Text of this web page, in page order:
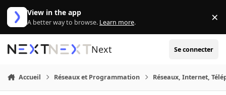
Aller au contenu
View in the app
A better way to browse. Learn more. ×
Next Se connecter
Accueil Réseaux et Programmation Réseaux, Internet,